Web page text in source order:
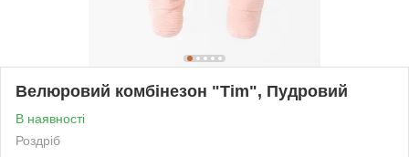
Велюровий комбінезон "Tim", Пудровий
В наявності
Роздріб